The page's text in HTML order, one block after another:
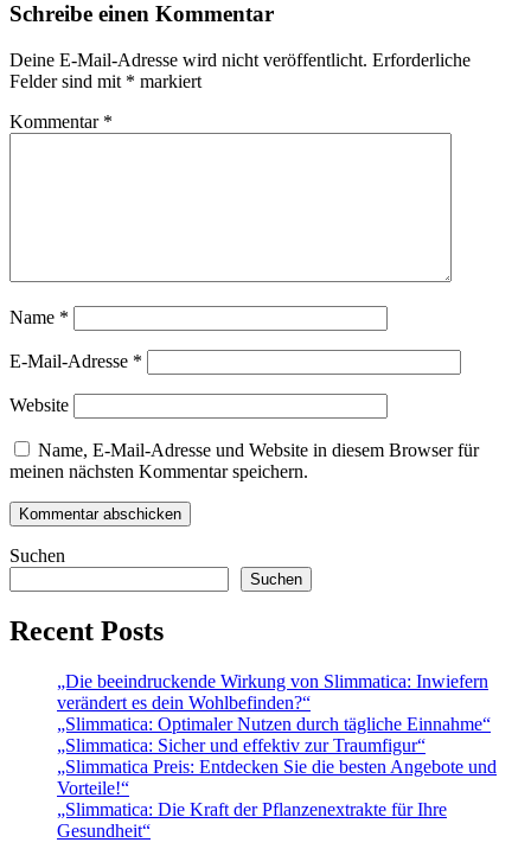
Schreibe einen Kommentar
Deine E-Mail-Adresse wird nicht veröffentlicht. Erforderliche
Felder sind mit * markiert
Kommentar *
Name *
E-Mail-Adresse *
Website
Name, E-Mail-Adresse und Website in diesem Browser für
meinen nächsten Kommentar speichern.
Suchen
Suchen
Recent Posts
„Die beeindruckende Wirkung von Slimmatica: Inwiefern
verändert es dein Wohlbefinden?“
„Slimmatica: Optimaler Nutzen durch tägliche Einnahme“
„Slimmatica: Sicher und effektiv zur Traumfigur“
„Slimmatica Preis: Entdecken Sie die besten Angebote und
Vorteile!“
„Slimmatica: Die Kraft der Pflanzenextrakte für Ihre
Gesundheit“